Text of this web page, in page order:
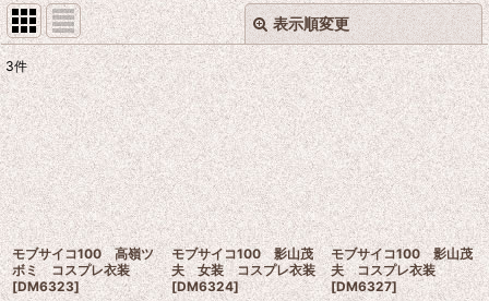
表示順変更
表示数:
並び順:
絞り込む
閉じる
3件
モブサイコ100 高嶺ツ
ボミ コスプレ衣装
[DM6323]
モブサイコ100 影山茂
夫 女装 コスプレ衣装
[DM6324]
モブサイコ100 影山茂
夫 コスプレ衣装
[DM6327]